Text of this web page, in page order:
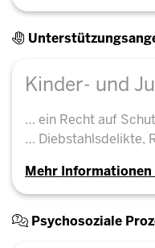
Kinder- und
… ein Recht auf
… Diebstahlsdelikte,
Mehr Informationen
Psychosoziale